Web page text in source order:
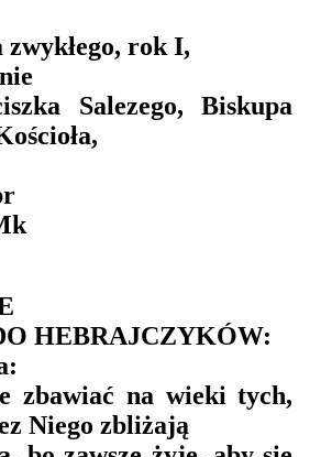
zwykłego, rok I,
Salezego, Biskupa
HEBRAJCZYKÓW:
zbawiać na wieki tych,
Niego zbliżają